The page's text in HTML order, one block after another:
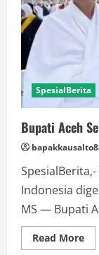
SpesialBerita
Bupati Aceh
Indonesia
MS — Bupati
Read More